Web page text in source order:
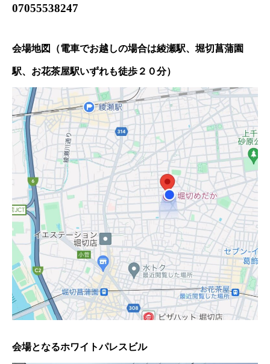
07055538247
会場地図（電車でお越しの場合は綾瀬駅、堀切菖蒲園
駅、お花茶屋駅いずれも徒歩２０分）
会場となるホワイトパレスビル